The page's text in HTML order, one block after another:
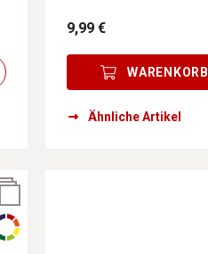
9,99 €
WARENKORB
Ähnliche Artikel